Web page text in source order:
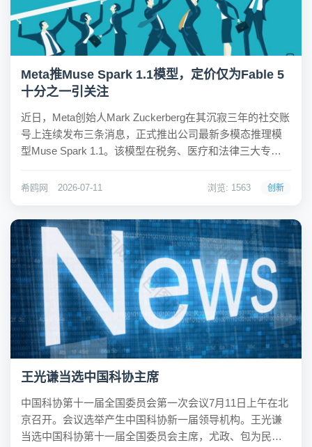
Meta推Muse Spark 1.1模型，定价仅为Fable 5
十分之一引关注
近日，Meta创始人Mark Zuckerberg在其沉寂三年的社交账
号上连续发布三条消息，正式推出公司最新多模态推理模
型Muse Spark 1.1。该模型在税务、医疗和法律三大专业
入和输出价格分别为每百万Token 1.25美元和4.25美元，
希鸥网 2026-07-11 浏览: 1563 创新
王光谦当选中国科协主席
中国科协第十一届全国委员会第一次会议7月11日上午在北
京召开。会议选举产生中国科协新一届领导机构。王光谦
当选中国科协第十一届全国委员会主席，尤政、包为民、